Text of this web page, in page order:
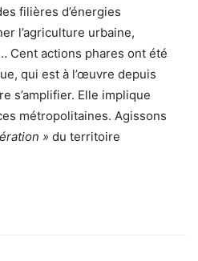
filières d’énergies
l’agriculture urbaine,
Cent actions phares ont été
qui est à l’œuvre depuis
s’amplifier. Elle implique
métropolitaines. Agissons
» du territoire